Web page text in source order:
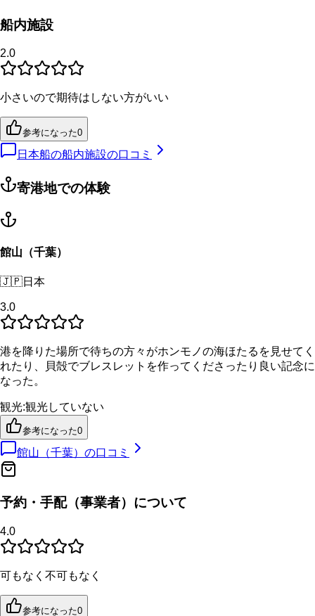
船内施設
2.0
小さいので期待はしない方がいい
参考になった0
日本船の船内施設の口コミ
寄港地での体験
館山（千葉）
🇯🇵日本
3.0
港を降りた場所で待ちの方々がホンモノの海ほたるを見せてく
れたり、貝殻でブレスレットを作ってくださったり良い記念に
なった。
観光:観光していない
参考になった0
館山（千葉） の口コミ
予約・手配（事業者）について
4.0
可もなく不可もなく
参考になった0